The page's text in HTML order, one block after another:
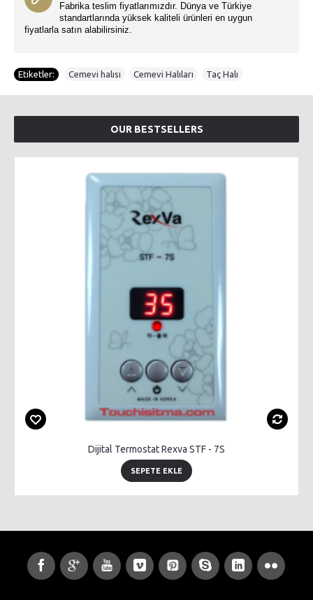
Fabrika teslim fiyatlarımızdır. Dünya ve Türkiye
standartlarında yüksek kaliteli ürünleri en uygun
fiyatlarla satın alabilirsiniz.
Etiketler: Cemevi halısı Cemevi Halıları Taç Halı
OUR BESTSELLERS
Dijital Termostat Rexva STF - 7S
SEPETE EKLE